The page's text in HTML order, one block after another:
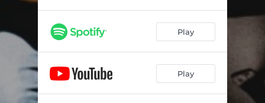
Lloc 2 (Directe al Principal) 03:29
Cançó de bressol enmig del col·lapse (Directe al Principal) 02:33
Història d'un sofà (Lloc 5) [feat. Ovidi4] [Directe al Principal] 06:23
Play
Play